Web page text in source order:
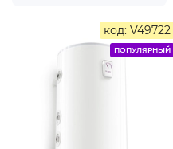
код: V49722
ПОПУЛЯРНЫЙ